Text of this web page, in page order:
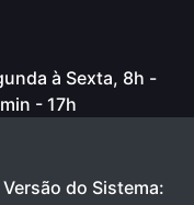
à Sexta, 8h -
- 17h
Versão do Sistema: